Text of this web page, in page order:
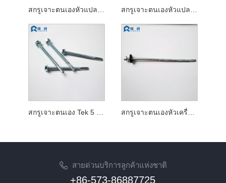
สกรูเจาะตนเองหัวแปลน Hex สกรูเจาะตนเองหัวแปลน Hex พร้อมแหวนรองแบบบอนด์
สายด่วนบริการลูกค้าแห่งชาติ
+86-573-86887725